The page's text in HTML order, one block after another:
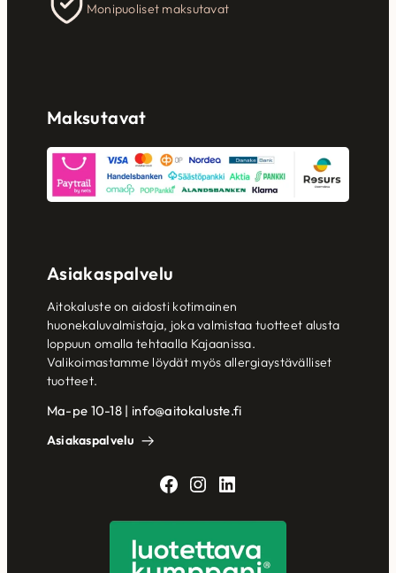
Monipuoliset maksutavat
Maksutavat
Asiakaspalvelu
Aitokaluste on aidosti kotimainen
huonekaluvalmistaja, joka valmistaa tuotteet alusta
loppuun omalla tehtaalla Kajaanissa.
Valikoimastamme löydät myös allergiaystävälliset
tuotteet.
Ma-pe 10-18 | info@aitokaluste.fi
Asiakaspalvelu
Facebook
Instagram
LinkedIn